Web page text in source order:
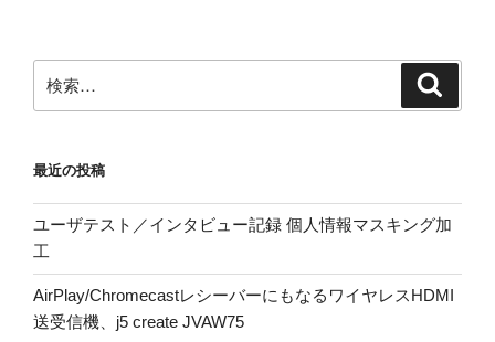
索:
最近の投稿
ユーザテスト／インタビュー記録 個人情報マスキング加
工
AirPlay/ChromecastレシーバーにもなるワイヤレスHDMI
送受信機、j5 create JVAW75